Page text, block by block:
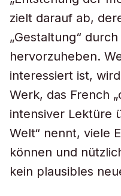
zielt darauf ab,
„Gestaltung“
hervorzuheben.
interessiert ist,
Werk, das French
intensiver Lektüre
Welt“ nennt, viele
können und
kein plausibles